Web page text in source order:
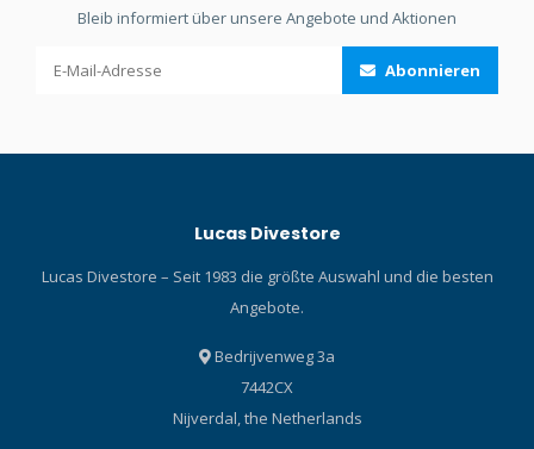
Bleib informiert über unsere Angebote und Aktionen
Abonnieren
Lucas Divestore
Lucas Divestore – Seit 1983 die größte Auswahl und die besten
Angebote.
Bedrijvenweg 3a
7442CX
Nijverdal, the Netherlands